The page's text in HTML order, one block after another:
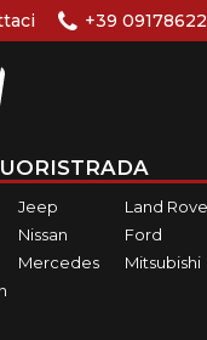
+39
Jeep
Land
Nissan
Ford
Mercedes
Mitsubishi